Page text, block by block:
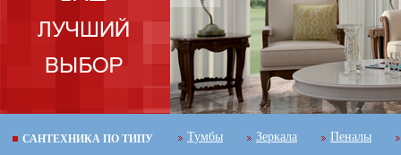
Бренд:Paradise
САНТЕХНИКА ПО ТИПУ Тумбы Зеркала Пеналы